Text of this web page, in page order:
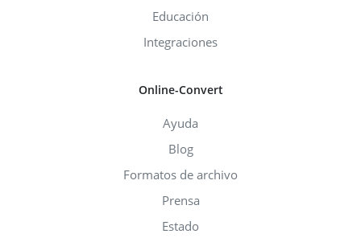
Educación
Integraciones
Online-Convert
Ayuda
Blog
Formatos de archivo
Prensa
Estado